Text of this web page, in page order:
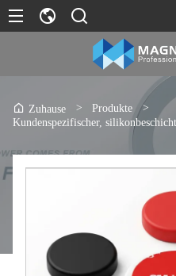
Zuhause > Produkte
>
Kundenspezifischer,